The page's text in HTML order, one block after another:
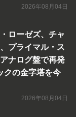
2026年08月04日
ローゼズ、チャ
プライマル・ス
ナログ盤で再発
クの金字塔を今
2026年08月04日